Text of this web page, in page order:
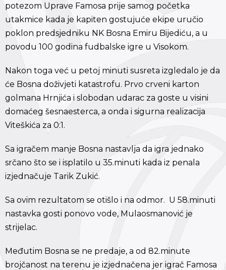
potezom Uprave Famosa prije samog početka
utakmice kada je kapiten gostujuće ekipe uručio
poklon predsjedniku NK Bosna Emiru Bijediću, a u
povodu 100 godina fudbalske igre u Visokom.
Nakon toga već u petoj minuti susreta izgledalo je da
će Bosna doživjeti katastrofu. Prvo crveni karton
golmana Hrnjića i slobodan udarac za goste u visini
domaćeg šesnaesterca, a onda i sigurna realizacija
Viteškića za 0:1.
Sa igračem manje Bosna nastavlja da igra jednako
srčano što se i isplatilo u 35.minuti kada iz penala
izjednačuje Tarik Zukić.
Sa ovim rezultatom se otišlo i na odmor. U 58.minuti
nastavka gosti ponovo vode, Mulaosmanović je
strijelac.
Međutim Bosna se ne predaje, a od 82.minute
brojčanost na terenu je izjednačena jer igrač Famosa